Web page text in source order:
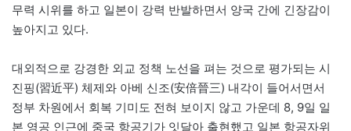
무력 시위를 하고 일본이 강력 반발하면서 양국 간에 긴장감이
높아지고 있다.
대외적으로 강경한 외교 정책 노선을 펴는 것으로 평가되는 시
진핑(習近平) 체제와 아베 신조(安倍晉三) 내각이 들어서면서
정부 차원에서 회복 기미도 전혀 보이지 않고 가운데 8, 9일 일
본 영공 인근에 중국 항공기가 잇달아 출현했고 일본 항공자위